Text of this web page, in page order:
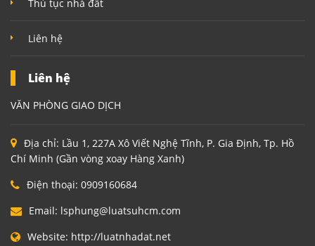
Thủ tục nhà đất
Liên hệ
Liên hệ
VĂN PHÒNG GIAO DỊCH
Địa chỉ: Lầu 1, 227A Xô Viết Nghệ Tĩnh, P. Gia Định, Tp. Hồ
Chí Minh (Gần vòng xoay Hàng Xanh)
Điện thoại: 0909160684
Email: lsphung@luatsuhcm.com
Website: http://luatnhadat.net